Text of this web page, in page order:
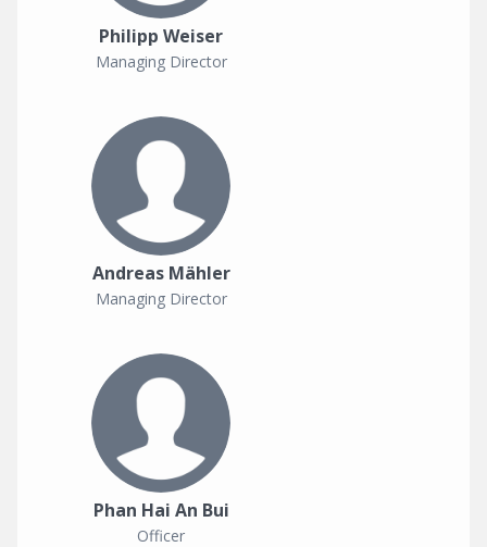
Philipp Weiser
Managing Director
Andreas Mähler
Managing Director
Phan Hai An Bui
Officer